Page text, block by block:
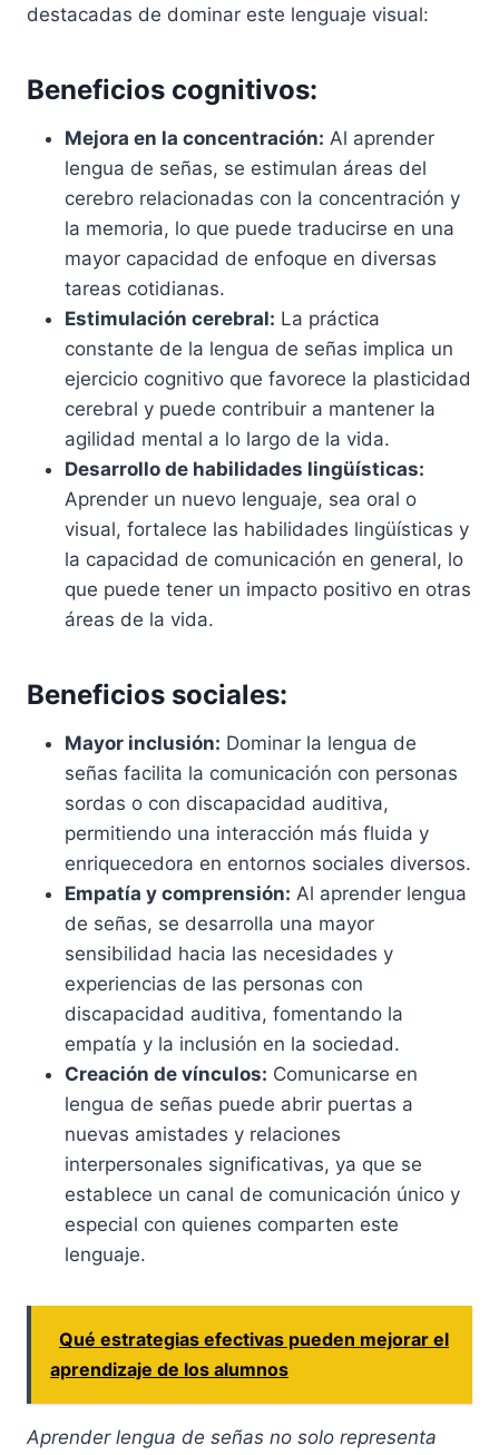
destacadas de dominar este lenguaje visual:
Beneficios cognitivos:
Mejora en la concentración: Al aprender
lengua de señas, se estimulan áreas del
cerebro relacionadas con la concentración y
la memoria, lo que puede traducirse en una
mayor capacidad de enfoque en diversas
tareas cotidianas.
Estimulación cerebral: La práctica
constante de la lengua de señas implica un
ejercicio cognitivo que favorece la plasticidad
cerebral y puede contribuir a mantener la
agilidad mental a lo largo de la vida.
Desarrollo de habilidades lingüísticas:
Aprender un nuevo lenguaje, sea oral o
visual, fortalece las habilidades lingüísticas y
la capacidad de comunicación en general, lo
que puede tener un impacto positivo en otras
áreas de la vida.
Beneficios sociales:
Mayor inclusión: Dominar la lengua de
señas facilita la comunicación con personas
sordas o con discapacidad auditiva,
permitiendo una interacción más fluida y
enriquecedora en entornos sociales diversos.
Empatía y comprensión: Al aprender lengua
de señas, se desarrolla una mayor
sensibilidad hacia las necesidades y
experiencias de las personas con
discapacidad auditiva, fomentando la
empatía y la inclusión en la sociedad.
Creación de vínculos: Comunicarse en
lengua de señas puede abrir puertas a
nuevas amistades y relaciones
interpersonales significativas, ya que se
establece un canal de comunicación único y
especial con quienes comparten este
lenguaje.
Qué estrategias efectivas pueden mejorar el
aprendizaje de los alumnos
Aprender lengua de señas no solo representa